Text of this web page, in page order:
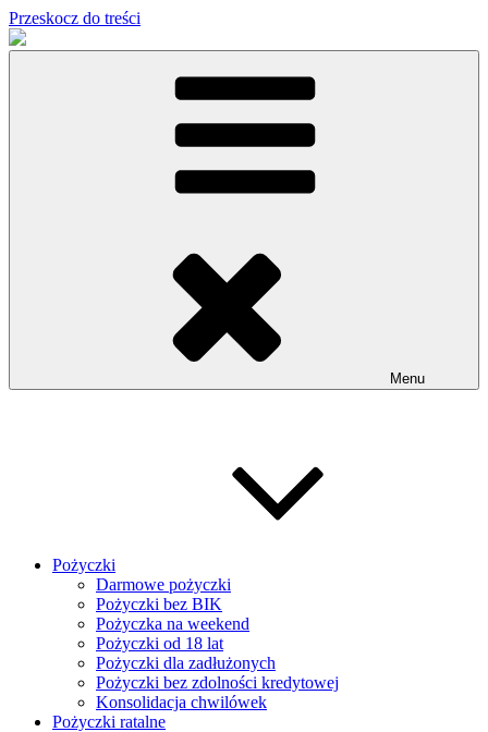
Przeskocz do treści
Menu
Pożyczki
Darmowe pożyczki
Pożyczki bez BIK
Pożyczka na weekend
Pożyczki od 18 lat
Pożyczki dla zadłużonych
Pożyczki bez zdolności kredytowej
Konsolidacja chwilówek
Pożyczki ratalne